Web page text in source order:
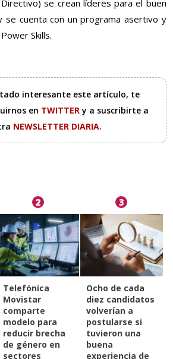
se crean líderes para el buen
se cuenta con un programa asertivo y
Skills.
interesante este artículo, te
en TWITTERy a suscribirte a
NEWSLETTER DIARIA.
2
Telefónica
Movistar
comparte
modelo para
reducir brecha
de género en
sectores
3
Ocho de cada
diez candidatos
volverían a
postularse si
tuvieron una
buena
experiencia de